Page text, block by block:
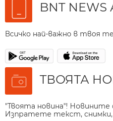
BNT NEWS
Всичко най-важно в твоя
ТВОЯТА
"Твоята новина"!
Изпратете текст, снимки,